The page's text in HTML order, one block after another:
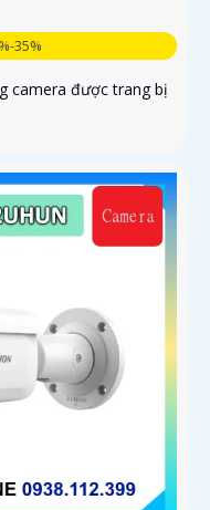
35%
camera được trang bị